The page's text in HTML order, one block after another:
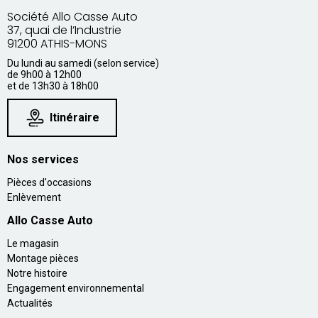
Société Allo Casse Auto
37, quai de l’Industrie
91200 ATHIS-MONS
Du lundi au samedi (selon service)
de 9h00 à 12h00
et de 13h30 à 18h00
Itinéraire
Nos services
Pièces d'occasions
Enlèvement
Allo Casse Auto
Le magasin
Montage pièces
Notre histoire
Engagement environnemental
Actualités